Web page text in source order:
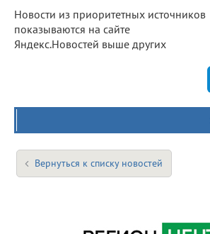
Новости из приоритетных источников
показываются на сайте
Яндекс.Новостей выше других
Вернуться к списку новостей